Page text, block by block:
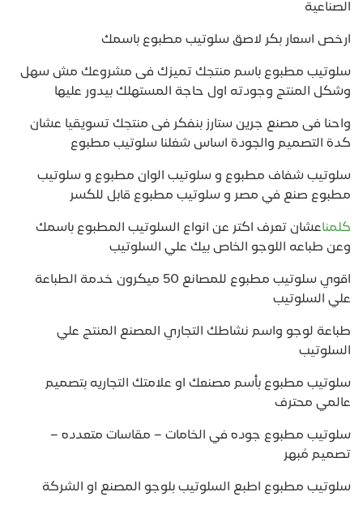
الصناعية
ارخص اسعار بكر لاصق سلوتيب مطبوع باسمك
سلوتيب مطبوع باسم منتجك تميزك فى مشروعك مش سهل
وشكل المنتج وجودته اول حاجة المستهلك بيدور عليها
واحنا فى مصنع جرين ستارز بنفكر فى منتجك تسويقيا عشان
كدة التصميم والجودة اساس شغلنا سلوتيب مطبوع
سلوتيب شفاف مطبوع و سلوتيب الوان مطبوع و سلوتيب
مطبوع صنع في مصر و سلوتيب مطبوع قابل للكسر
كلمناعشان تعرف اكتر عن انواع السلوتيب المطبوع باسمك
وعن طباعه اللوجو الخاص بيك علي السلوتيب
اقوي سلوتيب مطبوع للمصانع 50 ميكرون خدمة الطباعة
علي السلوتيب
طباعة لوجو واسم نشاطك التجاري المصنع المنتج علي
السلوتيب
سلوتيب مطبوع بأسم مصنعك او علامتك التجاريه بتصميم
عالمي محترف
سلوتيب مطبوع جوده في الخامات – مقاسات متعدده –
تصميم مُبهر
سلوتيب مطبوع اطبع السلوتيب بلوجو المصنع او الشركة